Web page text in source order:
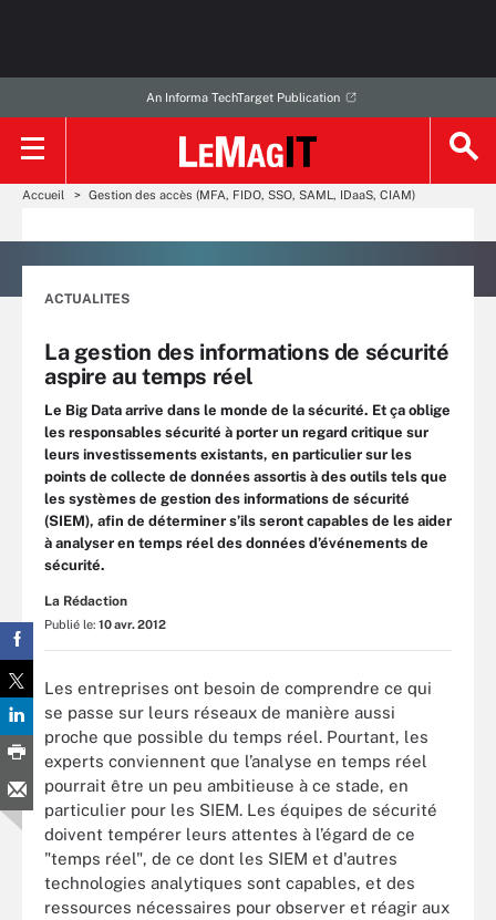
An Informa TechTarget Publication
Accueil Gestion des accès (MFA, FIDO, SSO, SAML, IDaaS, CIAM)
ACTUALITES
La gestion des informations de sécurité
aspire au temps réel
Le Big Data arrive dans le monde de la sécurité. Et ça oblige
les responsables sécurité à porter un regard critique sur
leurs investissements existants, en particulier sur les
points de collecte de données assortis à des outils tels que
les systèmes de gestion des informations de sécurité
(SIEM), afin de déterminer s’ils seront capables de les aider
à analyser en temps réel des données d’événements de
sécurité.
La Rédaction
Publié le: 10 avr. 2012
Les entreprises ont besoin de comprendre ce qui
se passe sur leurs réseaux de manière aussi
proche que possible du temps réel. Pourtant, les
experts conviennent que l’analyse en temps réel
pourrait être un peu ambitieuse à ce stade, en
particulier pour les SIEM. Les équipes de sécurité
doivent tempérer leurs attentes à l’égard de ce
"temps réel", de ce dont les SIEM et d'autres
technologies analytiques sont capables, et des
ressources nécessaires pour observer et réagir aux